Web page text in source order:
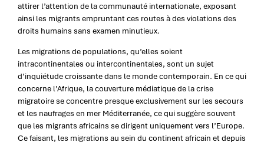
attirer l’attention de la communauté internationale, exposant
ainsi les migrants empruntant ces routes à des violations des
droits humains sans examen minutieux.
Les migrations de populations, qu’elles soient
intracontinentales ou intercontinentales, sont un sujet
d’inquiétude croissante dans le monde contemporain. En ce qui
concerne l’Afrique, la couverture médiatique de la crise
migratoire se concentre presque exclusivement sur les secours
et les naufrages en mer Méditerranée, ce qui suggère souvent
que les migrants africains se dirigent uniquement vers l’Europe.
Ce faisant, les migrations au sein du continent africain et depuis